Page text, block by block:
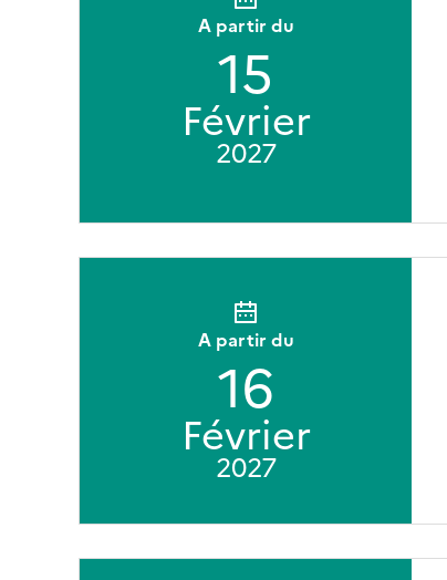
A partir du
15
Février
2027
A partir du
16
Février
2027